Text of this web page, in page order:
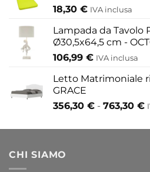
18,30 € IVA inclusa
Lampada da Tavolo
Ø30,5x64,5 cm -
106,99 € IVA inclusa
Letto Matrimoniale
GRACE
356,30 € - 763,30 €
CHI SIAMO